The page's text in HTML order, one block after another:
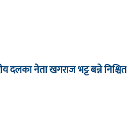
दलका नेता खगराज भट्ट बन्ने निश्चित